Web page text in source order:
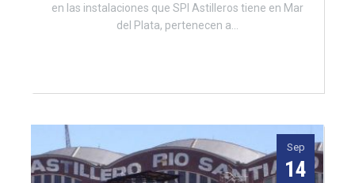
en las instalaciones que SPI Astilleros tiene en Mar
del Plata, pertenecen a...
Sep
14